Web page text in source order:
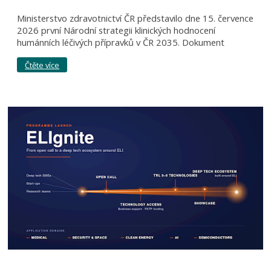
Ministerstvo zdravotnictví ČR představilo dne 15. července
2026 první Národní strategii klinických hodnocení
humánních léčivých přípravků v ČR 2035. Dokument
Čtěte více